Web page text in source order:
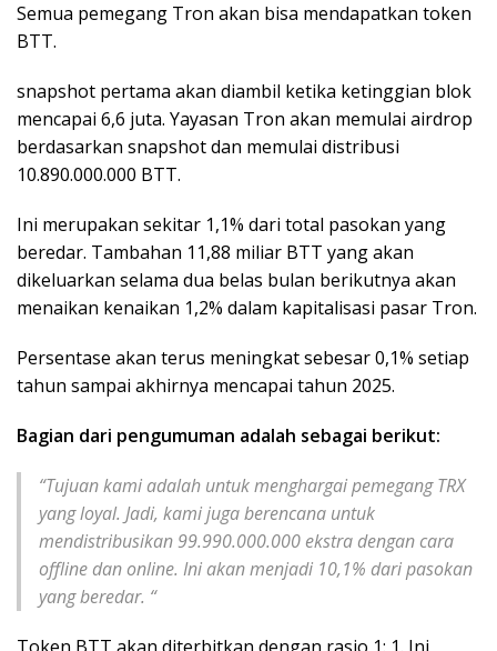
Semua pemegang Tron akan bisa mendapatkan token
BTT.
snapshot pertama akan diambil ketika ketinggian blok
mencapai 6,6 juta. Yayasan Tron akan memulai airdrop
berdasarkan snapshot dan memulai distribusi
10.890.000.000 BTT.
Ini merupakan sekitar 1,1% dari total pasokan yang
beredar. Tambahan 11,88 miliar BTT yang akan
dikeluarkan selama dua belas bulan berikutnya akan
menaikan kenaikan 1,2% dalam kapitalisasi pasar Tron.
Persentase akan terus meningkat sebesar 0,1% setiap
tahun sampai akhirnya mencapai tahun 2025.
Bagian dari pengumuman adalah sebagai berikut:
“Tujuan kami adalah untuk menghargai pemegang TRX
yang loyal. Jadi, kami juga berencana untuk
mendistribusikan 99.990.000.000 ekstra dengan cara
offline dan online. Ini akan menjadi 10,1% dari pasokan
yang beredar. “